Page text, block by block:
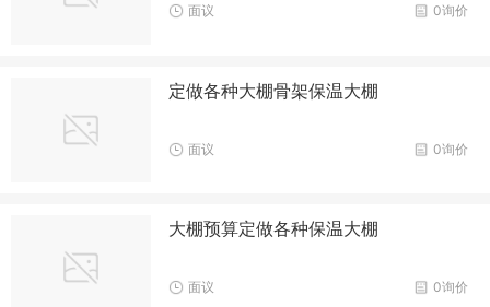
0询价
面议
定做各种大棚骨架保温大棚
0询价
面议
大棚预算定做各种保温大棚
0询价
面议